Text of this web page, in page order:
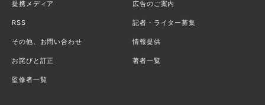
提携メディア 広告のご案内
RSS 記者・ライター募集
その他、お問い合わせ 情報提供
お詫びと訂正 著者一覧
監修者一覧